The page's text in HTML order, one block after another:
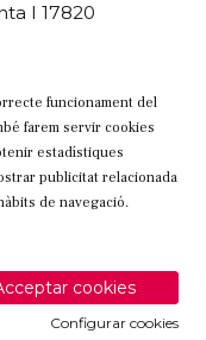
| 17820
Contacteu
twitter
a facebook
funcionament del
farem servir cookies
estadístiques
publicitat relacionada
de navegació.
cookies
Configurar cookies